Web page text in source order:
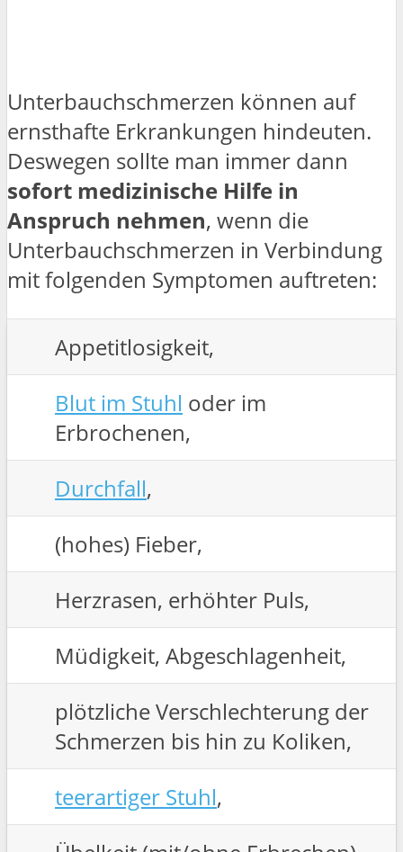
Unterbauchschmerzen können auf
ernsthafte Erkrankungen hindeuten.
Deswegen sollte man immer dann
sofort medizinische Hilfe in
Anspruch nehmen, wenn die
Unterbauchschmerzen in Verbindung
mit folgenden Symptomen auftreten:
Appetitlosigkeit,
Blut im Stuhl oder im
Erbrochenen,
Durchfall,
(hohes) Fieber,
Herzrasen, erhöhter Puls,
Müdigkeit, Abgeschlagenheit,
plötzliche Verschlechterung der
Schmerzen bis hin zu Koliken,
teerartiger Stuhl,